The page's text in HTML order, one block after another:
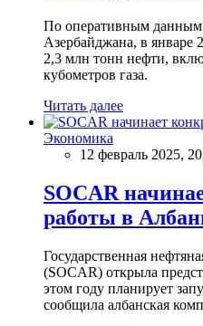
По оперативным данным
Азербайджана, в январе
2,3 млн тонн нефти,
кубометров газа.
Читать далее
Экономика
12 февраль 2025,
SOCAR
работы в
Государственная
(SOCAR) открыла
этом году планирует
сообщила албанская